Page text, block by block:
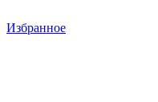
Избранное